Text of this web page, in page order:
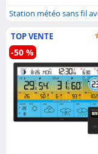
Station météo sans fil
TOP VENTE
-50 %